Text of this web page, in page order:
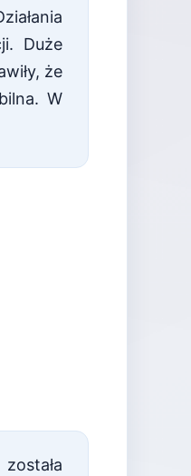
Duże
że
W